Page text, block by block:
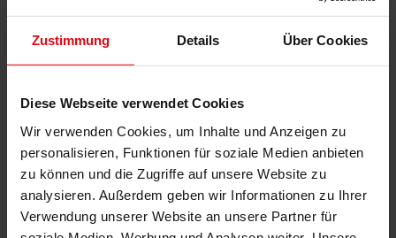
Zustimmung Details Über Cookies
Diese Webseite verwendet Cookies
Wir verwenden Cookies, um Inhalte und Anzeigen zu
personalisieren, Funktionen für soziale Medien anbieten
zu können und die Zugriffe auf unsere Website zu
analysieren. Außerdem geben wir Informationen zu Ihrer
Verwendung unserer Website an unsere Partner für
Sie sind hier:Home»News»Machen Sie Ihre Terrasse zum
WohnfühlZimmer
Veröffentlicht
2. März 2018
Machen Sie Ihre Terrasse zum
WohnfühlZimmer
Mit steigenden Temperaturen verlagert sich der Lebensraum
hinaus ins Freie. Draußen essen, trinken, feiern, lachen oder
arbeiten – der Individualität sind keine Grenzen gesetzt.
Verzichten Sie dabei auf Terrasse oder Balkon nicht auf Komfort
und genießen Sie angenehme Temperaturen beispielsweise unter